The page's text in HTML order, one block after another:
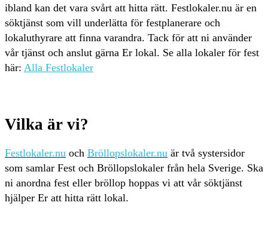
ibland kan det vara svårt att hitta rätt. Festlokaler.nu är en
söktjänst som vill underlätta för festplanerare och
lokaluthyrare att finna varandra. Tack för att ni använder
vår tjänst och anslut gärna Er lokal. Se alla lokaler för fest
här: Alla Festlokaler
Vilka är vi?
Festlokaler.nu och Bröllopslokaler.nu är två systersidor
som samlar Fest och Bröllopslokaler från hela Sverige. Ska
ni anordna fest eller bröllop hoppas vi att vår söktjänst
hjälper Er att hitta rätt lokal.